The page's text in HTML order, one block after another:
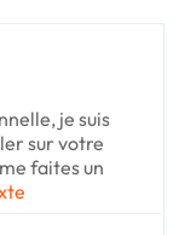
je suis
sur votre
faites un